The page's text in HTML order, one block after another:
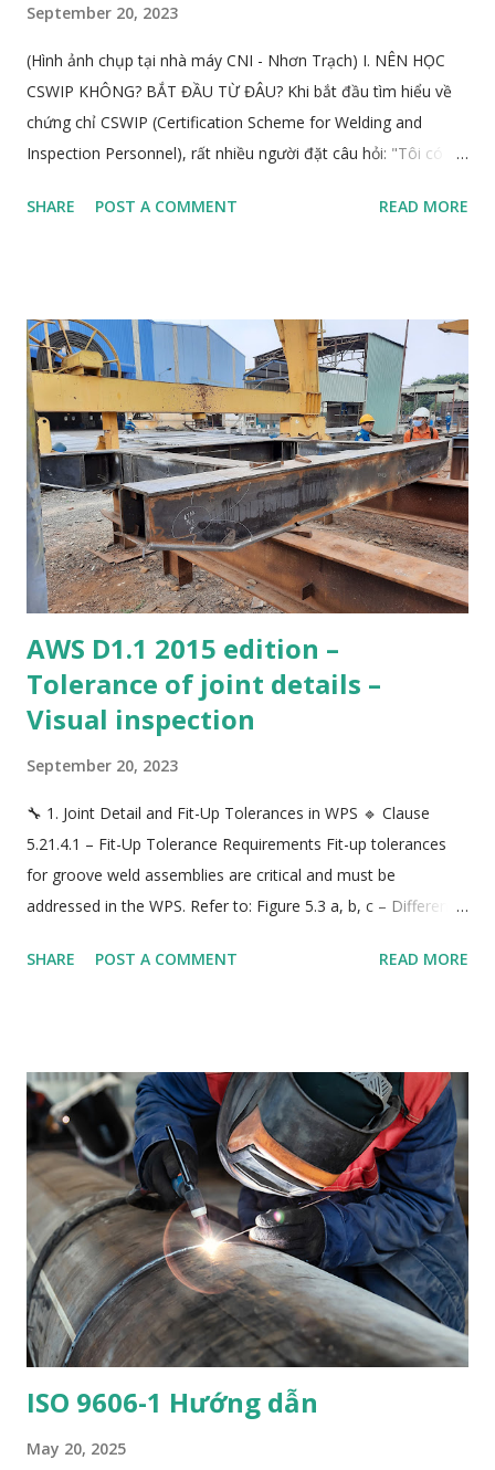
September 20, 2023
(Hình ảnh chụp tại nhà máy CNI - Nhơn Trạch) I. NÊN HỌC
CSWIP KHÔNG? BẮT ĐẦU TỪ ĐÂU? Khi bắt đầu tìm hiểu về
chứng chỉ CSWIP (Certification Scheme for Welding and
Inspection Personnel), rất nhiều người đặt câu hỏi: "Tôi có
hướng mà nằm ở định hướng nghề nghiệp, kiến thức, kỹ năng
dựng cơ khí? Bạn có dự định theo đuổi nghề giám sát chất
lượng lâu dài không? Nếu câu trả lời là "chưa", tốt nhất bạn
không nên học CSWIP ngay , vì đây là hướng đi chuyên biệt
và cần sự chuẩn bị nghiêm túc. Thay vào đó, bạn nên tập
trung tích lũy kinh nghiệm, tìm hiểu thêm về nghề nghiệp,
mục tiêu và xác định rõ vai trò bạn muốn gắn bó trong ngành
cơ khí và kiểm tra chất lượng. 2. Tránh học theo phong trào
Không phải ai có chứng chỉ CSWIP cũng sẽ có công việc ...
SHARE POST A COMMENT READ MORE
AWS D1.1 2015 edition –
Tolerance of joint details –
Visual inspection
September 20, 2023
🔧 1. Joint Detail and Fit-Up Tolerances in WPS 🔹 Clause
5.21.4.1 – Fit-Up Tolerance Requirements Fit-up tolerances
for groove weld assemblies are critical and must be
addressed in the WPS. Refer to: Figure 5.3 a, b, c – Different
Tolerance parameters include : Root opening (often ±1.6 mm
groove welds , where excessive root gap is a nonessential
variable turning essential . 📐 2. Essential Variables in WPS
(Clause 4 and Table 4.5) ✅ Table 4.5, Line 31 – Groove Type
Change in groove type (e.g., single-V → double-V) requires
requalification , unless: It’s a CJP groove weld meeting Clause
3.12, 3.13 (prequalified) or Clause 9.10, 9.11 (tubular
connections). Then, any groove detail conforming to those
figures (e....
SHARE POST A COMMENT READ MORE
ISO 9606-1 Hướng dẫn
May 20, 2025